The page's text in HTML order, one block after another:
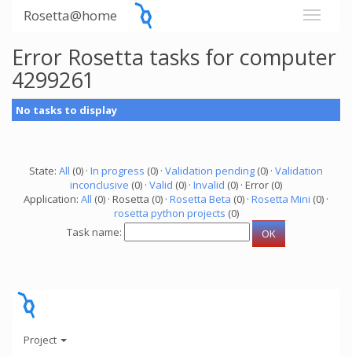
Rosetta@home
Error Rosetta tasks for computer
4299261
No tasks to display
State: All (0) · In progress (0) · Validation pending (0) · Validation
inconclusive (0) · Valid (0) · Invalid (0) · Error (0)
Application: All (0) · Rosetta (0) · Rosetta Beta (0) · Rosetta Mini (0) ·
rosetta python projects (0)
Task name:
Project